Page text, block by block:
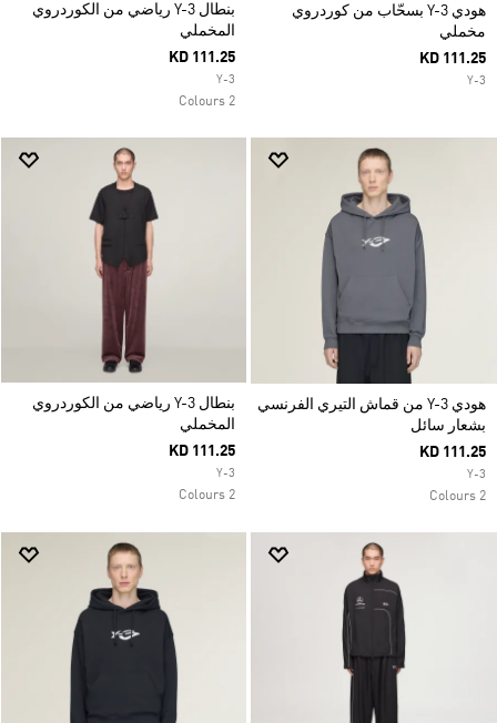
هودي Y-3 بسحّاب من كوردروي
مخملي
KD 111.25
Y-3
بنطال Y-3 رياضي من الكوردروي
المخملي
KD 111.25
Y-3
2 Colours
هودي Y-3 من قماش التيري الفرنسي
بشعار سائل
KD 111.25
Y-3
2 Colours
بنطال Y-3 رياضي من الكوردروي
المخملي
KD 111.25
Y-3
2 Colours